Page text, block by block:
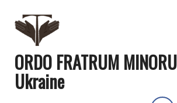
ORDO FRATRUM
Ukraine